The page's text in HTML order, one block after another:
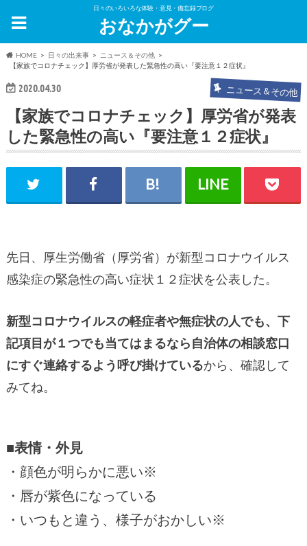
日々のいろいろな体験・意見・備忘録ブログ
おなかがグー
HOME 日々の出来事
ニュース＆その他
【家族でコロナチェック】厚労省が発表した緊急性の高い『要注意１２症状』
2020.04.30 ニュース＆その他
【家族でコロナチェック】厚労省が発表
した緊急性の高い『要注意１２症状』
先日、厚生労働省（厚労省）が新型コロナウイルス
感染症の緊急性の高い症状１２症状を公表した。
新型コロナウイルスの軽症者や無症状の人でも、下
記項目が１つでも当てはまるなら自治体の相談窓口
にすぐ連絡するよう呼び掛けているから、確認して
みてね。
■表情・外見
・顔色が明らかに悪い※
・唇が紫色になっている
・いつもと違う、様子がおかしい※